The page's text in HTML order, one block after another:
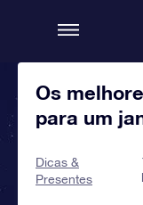
Os
para um
Dicas &
Presentes